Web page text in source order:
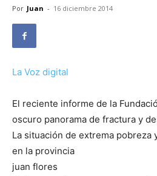
Por Juan - 16 diciembre 2014
La Voz digital
El reciente informe de la
oscuro panorama de fractura y
La situación de extrema pobreza
en la provincia
juan flores